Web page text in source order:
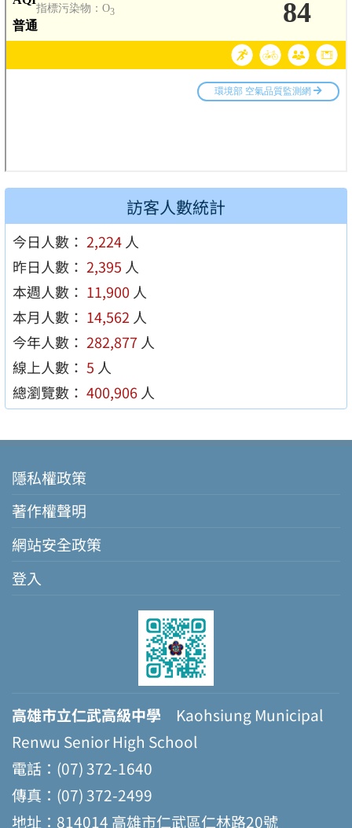
訪客人數統計
今日人數： 2,224 人
昨日人數： 2,395 人
本週人數： 11,900 人
本月人數： 14,562 人
今年人數： 282,877 人
線上人數： 5 人
總瀏覽數： 400,906 人
隱私權政策
著作權聲明
網站安全政策
登入
高雄市立仁武高級中學 Kaohsiung Municipal
Renwu Senior High School
電話：(07) 372-1640
傳真：(07) 372-2499
地址：814014 高雄市仁武區仁林路20號